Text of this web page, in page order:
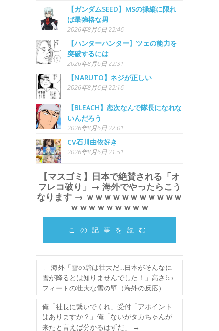
【ガンダムSEED】MSの操縦に限れ
ば最強格な男
2026年8月6日 22:46
【ハンターハンター】ツェの能力を
突破するには
2026年8月6日 22:31
【NARUTO】ネジが正しい
2026年8月6日 22:16
【BLEACH】恋次なんで隊長になれな
いんだろう
2026年8月6日 22:01
CV石川由依好き
2026年8月6日 21:51
【マスゴミ】日本で絶賛される「オ
フレコ破り」→ 海外でやったらこう
なります → ｗｗｗｗｗｗｗｗｗｗｗ
ｗｗｗｗｗｗｗｗｗ
この記事を読む
← 海外「雪の砦は壮大だ…日本がそんなに
雪が降るとは知りませんでした！」高さ65
フィートの壮大な雪の壁（海外の反応）
俺「社長に繋いでくれ」受付「アポイント
はありますか？」俺「ないがタカちゃんが
来たと言えば分かるはずだ」
→